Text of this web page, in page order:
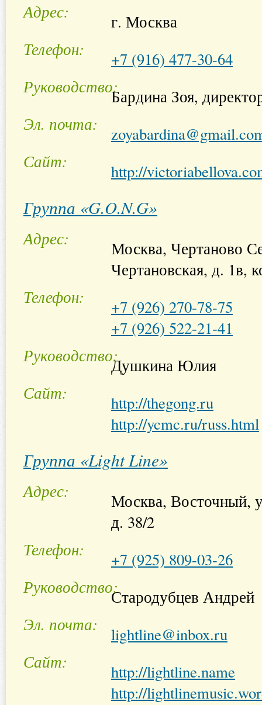
Адрес
г. Москва
Телефон
+7 (916) 477-30-64
РуководствоБардина Зоя,
Эл. почта
Сайт
http://
Группа «G.O.N.G»
Адрес
Москва, Чертаново
Чертановская, д. 1в,
Телефон
+7 (926) 270-78-75
+7 (926) 522-21-41
РуководствоДушкина Юлия
Сайт
http://thegong.ru
http://ycmc.ru/russ.html
Группа «Light Line»
Адрес
Москва, Восточный,
д. 38/2
Телефон
+7 (925) 809-03-26
РуководствоСтародубцев Андрей
Эл. почта
lightline@inbox.ru
Сайт
http://lightline.name
http://